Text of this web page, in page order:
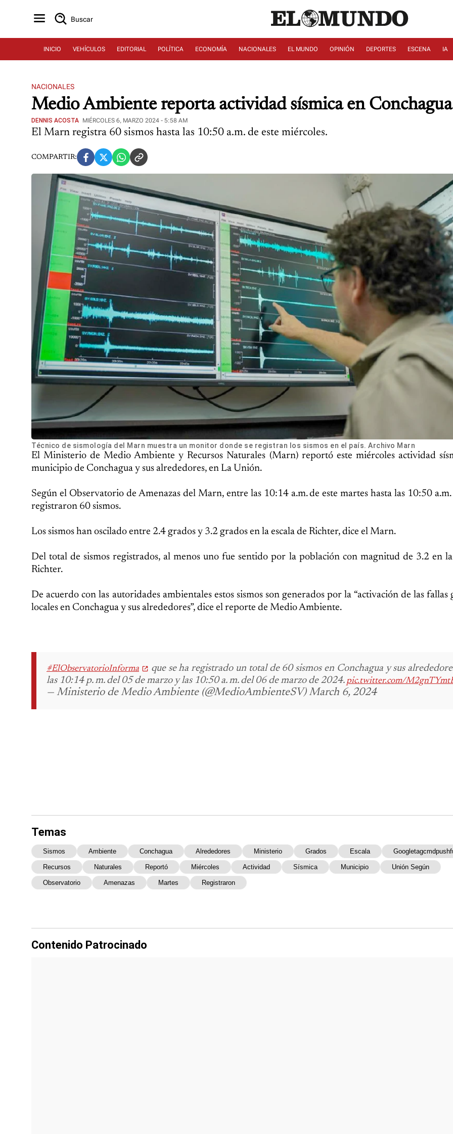
Buscar
INICIO VEHÍCULOS EDITORIAL POLÍTICA ECONOMÍA NACIONALES EL MUNDO OPINIÓN DEPORTES ESCENA IA
NACIONALES
Medio Ambiente reporta actividad sísmica en Conchagua
DENNIS ACOSTA MIÉRCOLES 6, MARZO 2024 - 5:58 AM
El Marn registra 60 sismos hasta las 10:50 a.m. de este miércoles.
COMPARTIR:
Técnico de sismología del Marn muestra un monitor donde se registran los sismos en el país. Archivo Marn
El Ministerio de Medio Ambiente y Recursos Naturales (Marn) reportó este miércoles actividad
municipio de Conchagua y sus alrededores, en La Unión.
Según el Observatorio de Amenazas del Marn, entre las 10:14 a.m. de este martes hasta las 10:50 a.m.
registraron 60 sismos.
Los sismos han oscilado entre 2.4 grados y 3.2 grados en la escala de Richter, dice el Marn.
Del total de sismos registrados, al menos uno fue sentido por la población con magnitud de 3.2 en la
Richter.
De acuerdo con las autoridades ambientales estos sismos son generados por la “activación de las fallas
locales en Conchagua y sus alrededores”, dice el reporte de Medio Ambiente.
#ElObservatorioInforma
que se ha registrado un total de 60 sismos en Conchagua y sus
las 10:14 p. m. del 05 de marzo y las 10:50 a. m. del 06 de marzo de 2024. pic.twitter.com/
— Ministerio de Medio Ambiente (@MedioAmbienteSV) March 6, 2024
Temas
Sismos Ambiente Conchagua Alrededores Ministerio Grados Escala
Recursos Naturales Reportó Miércoles Actividad Sísmica Municipio Unión Según
Observatorio Amenazas Martes Registraron
Contenido Patrocinado